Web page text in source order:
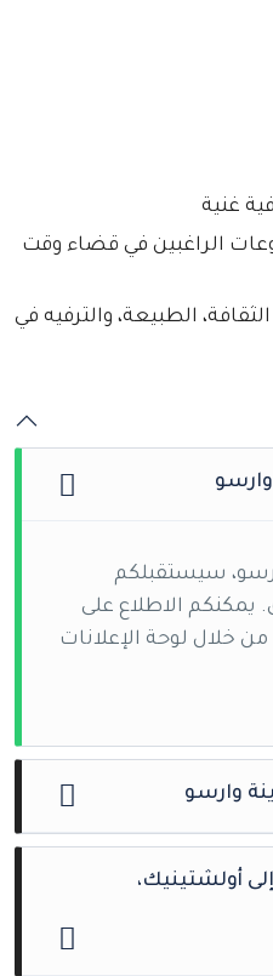
غنية
الراغبين في قضاء وقت
الطبيعة، والترفيه في
وارسو
سيستقبلكم
يمكنكم الاطلاع على
خلال لوحة الإعلانات
وارسو
لاستكشاف أبرز معالم
ذات الطابع
أولشتينيك،